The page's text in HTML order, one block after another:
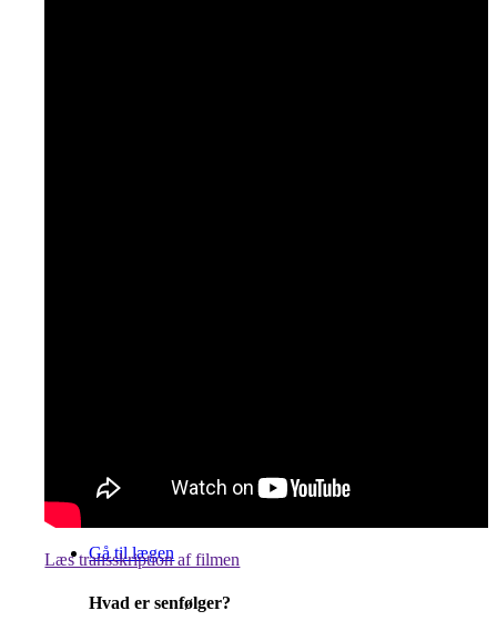
Gå til lægen
Læs transskription af filmen
Hvad er senfølger?